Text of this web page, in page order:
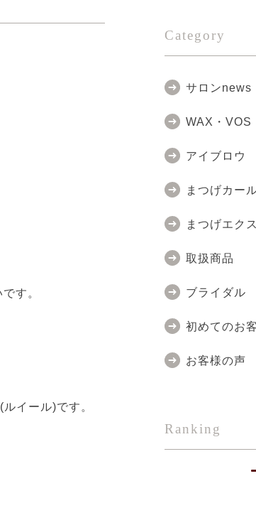
す。
イール)です。
Category
サロンnews
WAX・VOS
アイブロウ
まつげカー
まつげエク
取扱商品
ブライダル
初めてのお
お客様の声
Ranking